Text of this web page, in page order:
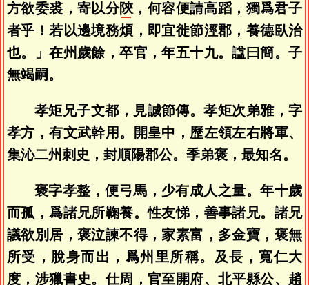
方欲委裘，寄以分陝 ，何容便請高蹈，獨爲君子
者乎！若以邊境務煩，即宜徙節涇郡，養德臥治
也。」在州歲餘，卒官，年五十九。諡曰簡。子
無竭嗣。
孝矩兄子文都，見誠節傳。孝矩次弟雅，字
孝方，有文武幹用。開皇中，歷左領左右將軍、
集沁二州刺史，封順陽郡公。季弟褒，最知名。
褒字孝整，便弓馬，少有成人之量。年十歲
而孤，爲諸兄所鞠養。性友悌，善事諸兄。諸兄
議欲別居，褒泣諫不得，家素富，多金寶，褒無
所受，脫身而出，爲州里所稱。及長，寬仁大
度，涉獵書史。仕周，官至開府、北平縣公、趙